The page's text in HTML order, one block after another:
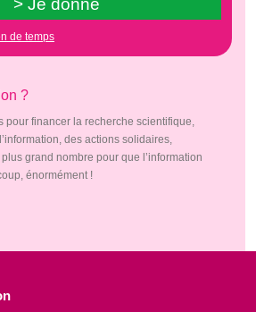
de temps
?
pour financer la recherche scientifique,
des actions solidaires,
grand nombre pour que l’information
énormément !